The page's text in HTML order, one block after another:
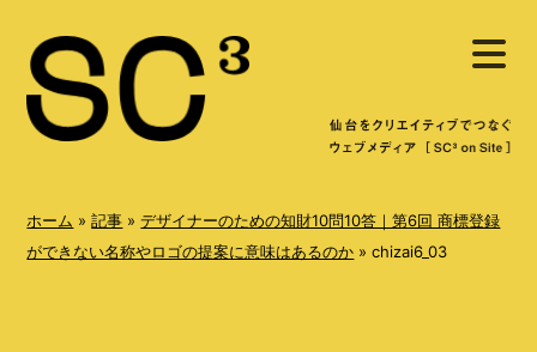
メ
ニ
を
開
く
ホーム »記事 »デザイナーのための知財10問10答｜第6回 商標登録
ができない名称やロゴの提案に意味はあるのか »chizai6_03